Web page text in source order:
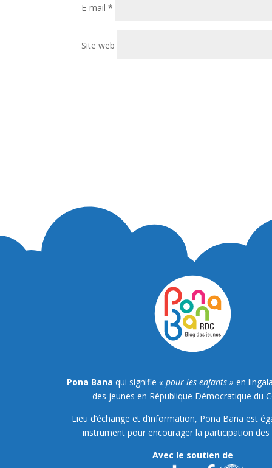
E-mail*
Site web
Pona Bana qui signifie« pour les enfants » en
des jeunes en République Démocratique du
Lieu d’échange et d’information, Pona Bana est
instrument pour encourager la participation des
Avec le soutien de